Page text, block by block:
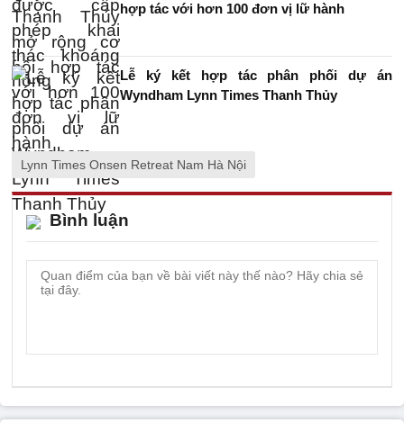
hợp tác với hơn 100 đơn vị lữ hành
Lễ ký kết hợp tác phân phối dự án
Wyndham Lynn Times Thanh Thủy
Lynn Times Onsen Retreat Nam Hà Nội
Bình luận